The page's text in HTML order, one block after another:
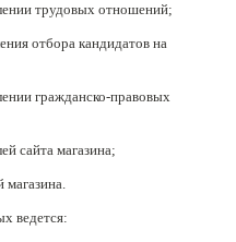
трудовых отношений;
отбора кандидатов на
гражданско-правовых
сайта магазина;
магазина.
ведется: